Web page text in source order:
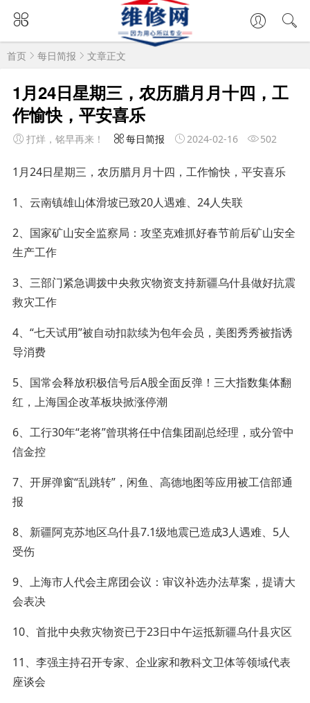
首页 每日简报 文章正文
1月24日星期三，农历腊月月十四，工
作愉快，平安喜乐
打烊，铭早再来！ 每日简报 2024-02-16 502
1月24日星期三，农历腊月月十四，工作愉快，平安喜乐
1、云南镇雄山体滑坡已致20人遇难、24人失联
2、国家矿山安全监察局：攻坚克难抓好春节前后矿山安全
生产工作
3、三部门紧急调拨中央救灾物资支持新疆乌什县做好抗震
救灾工作
4、“七天试用”被自动扣款续为包年会员，美图秀秀被指诱
导消费
5、国常会释放积极信号后A股全面反弹！三大指数集体翻
红，上海国企改革板块掀涨停潮
6、工行30年“老将”曾琪将任中信集团副总经理，或分管中
信金控
7、开屏弹窗“乱跳转”，闲鱼、高德地图等应用被工信部通
报
8、新疆阿克苏地区乌什县7.1级地震已造成3人遇难、5人
受伤
9、上海市人代会主席团会议：审议补选办法草案，提请大
会表决
10、首批中央救灾物资已于23日中午运抵新疆乌什县灾区
11、李强主持召开专家、企业家和教科文卫体等领域代表
座谈会